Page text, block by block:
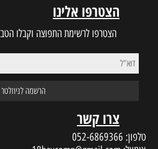
הצטרפו אלינו
הצטרפו לרשימת התפוצה וקבלו
צרו קשר
טלפון: 052-6869366